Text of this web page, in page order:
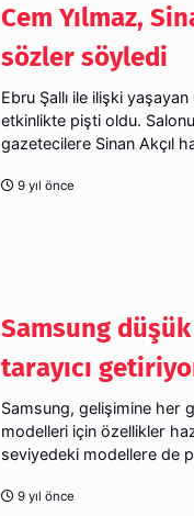
Cem Yılmaz,
sözler söyledi
Ebru Şallı ile ilişki
etkinlikte pişti oldu.
gazetecilere Sinan Akçıl
9 yıl önce
Samsung
tarayıcı
Samsung, gelişimine her
modelleri için özellikler
seviyedeki modellere de
9 yıl önce